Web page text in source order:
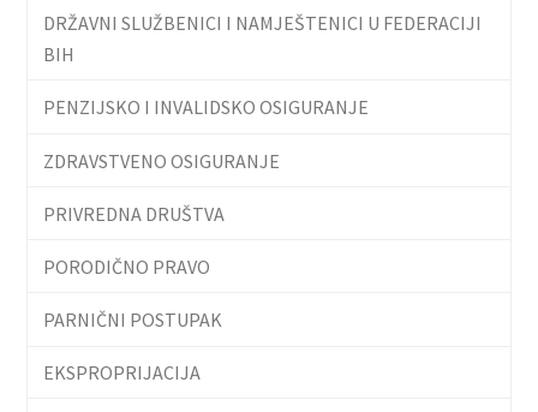
DRŽAVNI SLUŽBENICI I NAMJEŠTENICI U FEDERACIJI
BIH
PENZIJSKO I INVALIDSKO OSIGURANJE
ZDRAVSTVENO OSIGURANJE
PRIVREDNA DRUŠTVA
PORODIČNO PRAVO
PARNIČNI POSTUPAK
EKSPROPRIJACIJA